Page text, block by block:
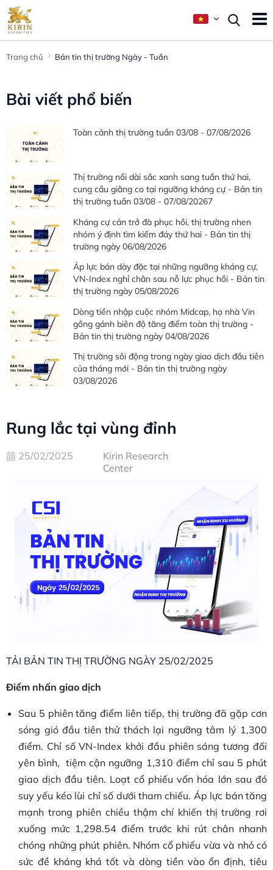
Trang chủ Bản tin thị trường Ngày - Tuần
Rung lắc tại vùng đỉnh
25/02/2025
Kirin Research
Center
TẢI BẢN TIN THỊ TRƯỜNG NGÀY 25/02/2025
Điểm nhấn giao dịch
Sau 5 phiên tăng điểm liên tiếp, thị trường đã gặp cơn
sóng gió đầu tiên thử thách lại ngưỡng tâm lý 1,300
điểm. Chỉ số VN-Index khởi đầu phiên sáng tương đối
yên bình, tiệm cận ngưỡng 1,310 điểm chỉ sau 5 phút
giao dịch đầu tiên. Loạt cổ phiếu vốn hóa lớn sau đó
suy yếu kéo lùi chỉ số dưới tham chiếu. Áp lực bán tăng
mạnh trong phiên chiều thậm chí khiến thị trường rơi
xuống mức 1,298.54 điểm trước khi rút chân nhanh
chóng những phút phiên. Nhóm cổ phiếu vừa và nhỏ có
sức đề kháng khá tốt và dòng tiền vào ổn định, tiêu
Bài viết phổ biến
Toàn cảnh thị trường tuần 03/08 - 07/08/2026
Thị trường nối dài sắc xanh sang tuần thứ hai,
cung cầu giằng co tại ngưỡng kháng cự - Bản tin
thị trường tuần 03/08 - 07/08/20267
Kháng cự cản trở đà phục hồi, thị trường nhen
nhóm ý định tìm kiếm đáy thứ hai - Bản tin thị
trường ngày 06/08/2026
Áp lực bán dày đặc tại những ngưỡng kháng cự,
VN-Index nghỉ chân sau nỗ lực phục hồi - Bản tin
thị trường ngày 05/08/2026
Dòng tiền nhập cuộc nhóm Midcap, họ nhà Vin
gồng gánh biên độ tăng điểm toàn thị trường -
Bản tin thị trường ngày 04/08/2026
Thị trường sôi động trong ngày giao dịch đầu tiên
của tháng mới - Bản tin thị trường ngày
03/08/2026